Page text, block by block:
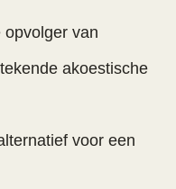
opvolger van
akoestische
voor een